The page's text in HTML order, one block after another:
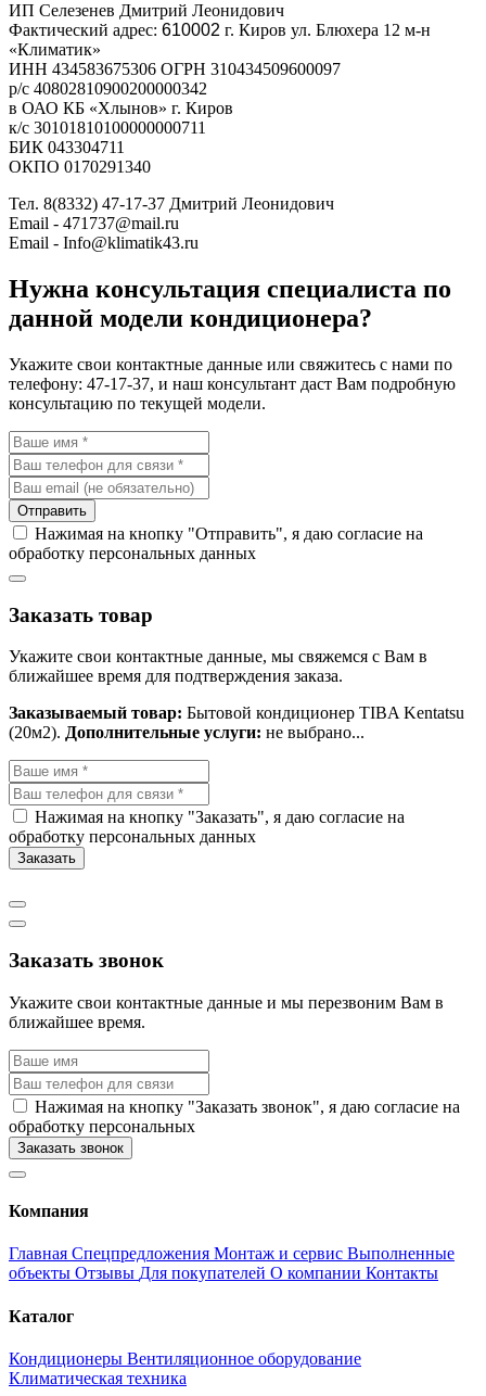
ИП Селезенев Дмитрий Леонидович
Фактический адрес: 610002 г. Киров ул. Блюхера 12 м-н
«Климатик»
ИНН 434583675306 ОГРН 310434509600097
р/с 40802810900200000342
в ОАО КБ «Хлынов» г. Киров
к/с 30101810100000000711
БИК 043304711
ОКПО 0170291340
Тел. 8(8332) 47-17-37 Дмитрий Леонидович
Email - 471737@mail.ru
Email - Info@klimatik43.ru
Нужна консультация специалиста по
данной модели кондиционера?
Укажите свои контактные данные или свяжитесь с нами по
телефону: 47-17-37, и наш консультант даст Вам подробную
консультацию по текущей модели.
Отправить
Нажимая на кнопку "Отправить", я даю согласие на
обработку персональных данных
Заказать товар
Укажите свои контактные данные, мы свяжемся с Вам в
ближайшее время для подтверждения заказа.
Заказываемый товар: Бытовой кондиционер TIBA Kentatsu
(20м2). Дополнительные услуги: не выбрано...
Нажимая на кнопку "Заказать", я даю согласие на
обработку персональных данных
Заказать
Заказать звонок
Укажите свои контактные данные и мы перезвоним Вам в
ближайшее время.
Нажимая на кнопку "Заказать звонок", я даю согласие на
обработку персональных
Заказать звонок
Компания
Главная Спецпредложения Монтаж и сервис Выполненные
объекты Отзывы Для покупателей О компании Контакты
Каталог
Кондиционеры Вентиляционное оборудование
Климатическая техника